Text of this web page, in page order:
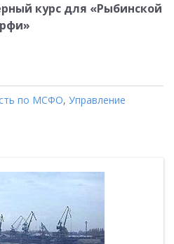
курс для «Рыбинской
по МСФО, Управление